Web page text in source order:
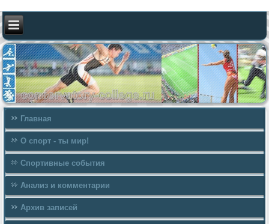
Главная
О спорт - ты мир!
Спортивные события
Анализ и комментарии
Архив записей